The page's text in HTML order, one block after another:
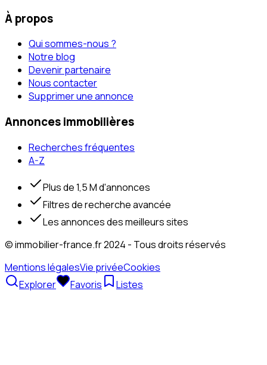
À propos
Qui sommes-nous ?
Notre blog
Devenir partenaire
Nous contacter
Supprimer une annonce
Annonces immobilières
Recherches fréquentes
A-Z
Plus de 1,5 M d'annonces
Filtres de recherche avancée
Les annonces des meilleurs sites
© immobilier-france.fr 2024 - Tous droits réservés
Mentions légalesVie privéeCookies
Explorer
Favoris Listes